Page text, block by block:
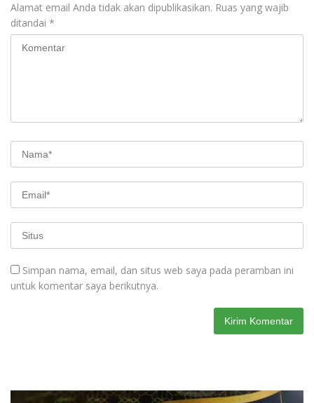
Alamat email Anda tidak akan dipublikasikan. Ruas yang wajib
ditandai *
Simpan nama, email, dan situs web saya pada peramban ini
untuk komentar saya berikutnya.